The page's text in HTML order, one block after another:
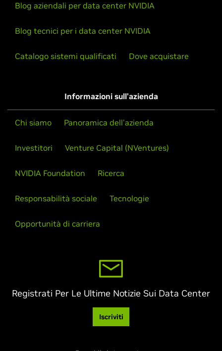
Blog aziendali per data center NVIDIA
Blog tecnici per i data center NVIDIA
Catalogo sistemi qualificati Dove acquistare
Informazioni sull'azienda
Chi siamo Panoramica dell'azienda
Investitori Venture Capital (NVentures)
NVIDIA Foundation Ricerca
Responsabilità sociale Tecnologie
Opportunità di carriera
Registrati Per Le Ultime Notizie Sui Data Center
Iscriviti